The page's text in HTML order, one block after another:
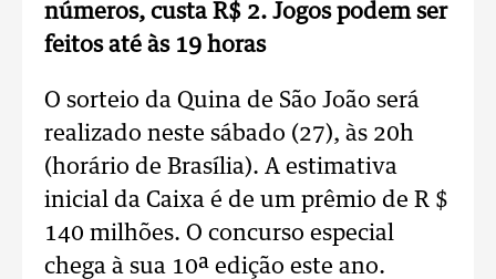
números, custa R$ 2. Jogos podem ser
feitos até às 19 horas
O sorteio da Quina de São João será
realizado neste sábado (27), às 20h
(horário de Brasília). A estimativa
inicial da Caixa é de um prêmio de R $
140 milhões. O concurso especial
chega à sua 10ª edição este ano.